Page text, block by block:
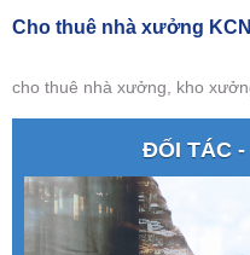
Cho thuê nhà xưởng
cho thuê nhà xưởng, kho
ĐỐI TÁC -